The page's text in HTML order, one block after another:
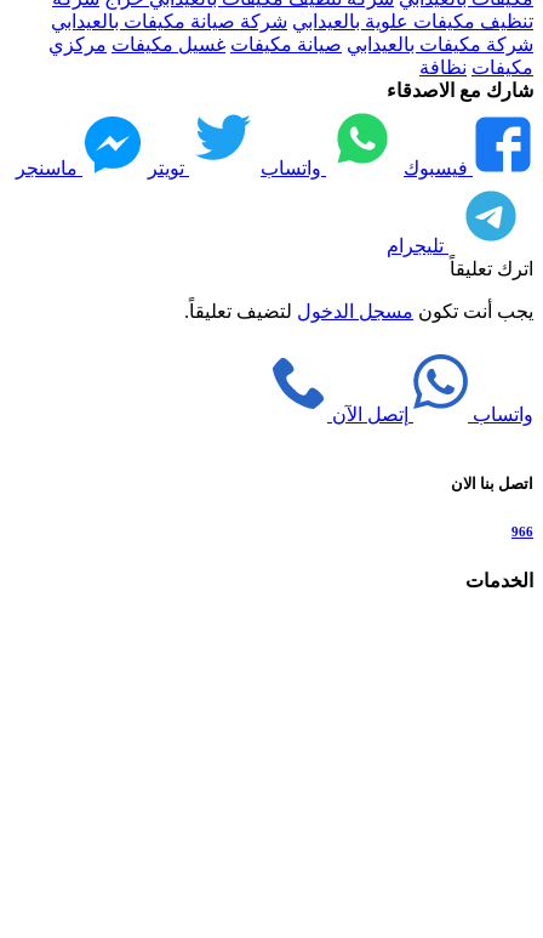
تنظيف مكيفات علوية بالعيدابي شركة صيانة مكيفات بالعيدابي
شركة مكيفات بالعيدابي صيانة مكيفات غسيل مكيفات مركزي
مكيفات نظافة
شارك مع الاصدقاء
فيسبوك واتساب تويتر ماسنجر
تليجرام
اترك تعليقاً
يجب أنت تكون مسجل الدخول لتضيف تعليقاً.
واتساب إتصل الآن
اتصل بنا الان
966
الخدمات